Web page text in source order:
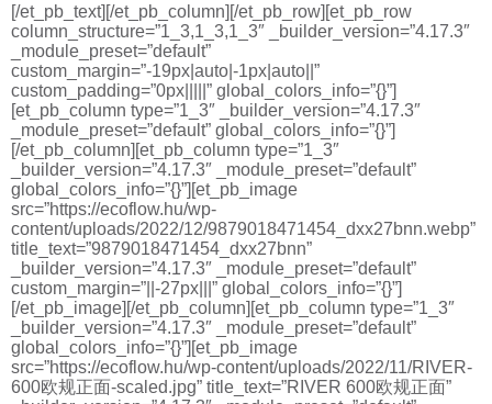
[/et_pb_text][/et_pb_column][/et_pb_row][et_pb_row
column_structure=”1_3,1_3,1_3″ _builder_version=”4.17.3″
_module_preset=”default”
custom_margin=”-19px|auto|-1px|auto||”
custom_padding=”0px|||||” global_colors_info=”{}”]
[et_pb_column type=”1_3″ _builder_version=”4.17.3″
_module_preset=”default” global_colors_info=”{}”]
[/et_pb_column][et_pb_column type=”1_3″
_builder_version=”4.17.3″ _module_preset=”default”
global_colors_info=”{}”][et_pb_image
src=”https://ecoflow.hu/wp-
content/uploads/2022/12/9879018471454_dxx27bnn.webp”
title_text=”9879018471454_dxx27bnn”
_builder_version=”4.17.3″ _module_preset=”default”
custom_margin=”||-27px|||” global_colors_info=”{}”]
[/et_pb_image][/et_pb_column][et_pb_column type=”1_3″
_builder_version=”4.17.3″ _module_preset=”default”
global_colors_info=”{}”][et_pb_image
src=”https://ecoflow.hu/wp-content/uploads/2022/11/RIVER-
600欧规正面-scaled.jpg” title_text=”RIVER 600欧规正面”